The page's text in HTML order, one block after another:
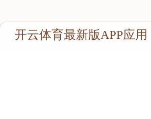
立即咨询：